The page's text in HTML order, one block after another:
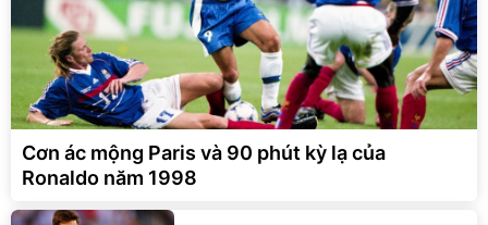
Cơn ác mộng Paris và 90 phút kỳ lạ của
Ronaldo năm 1998